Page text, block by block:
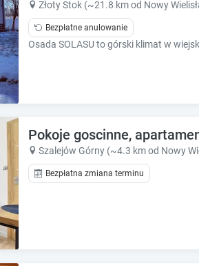
e
n
d
e
e
Złoty Stok (~21.8 km od Nowy
Bezpłatne anulowanie
Osada SOLASU to górski klimat w
Pokoje goscinne,
Szalejów Górny (~4.3 km od Nowy
Bezpłatna zmiana terminu